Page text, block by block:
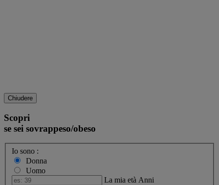
Chiudere
Scopri
se sei sovrappeso/obeso
Io sono :
Donna
Uomo
La mia età Anni